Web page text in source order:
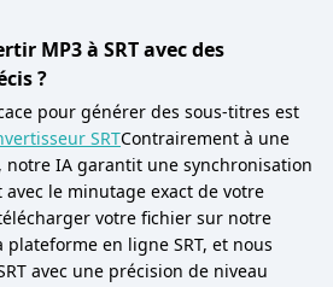
MP3 à SRT avec des
?
pour générer des sous-titres est
SRTContrairement à une
IA garantit une synchronisation
le minutage exact de votre
votre fichier sur notre
en ligne SRT, et nous
avec une précision de niveau